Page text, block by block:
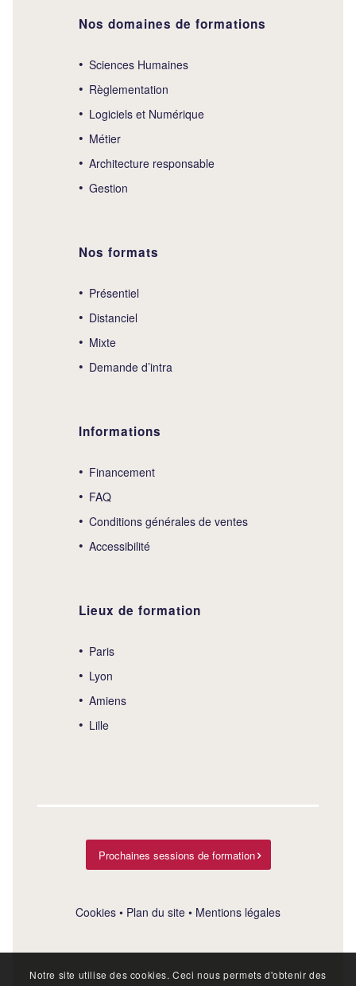
Nos domaines de formations
Sciences Humaines
Règlementation
Logiciels et Numérique
Métier
Architecture responsable
Gestion
Nos formats
Présentiel
Distanciel
Mixte
Demande d’intra
Informations
Financement
FAQ
Conditions générales de ventes
Accessibilité
Lieux de formation
Paris
Lyon
Amiens
Lille
Prochaines sessions de formation
Cookies • Plan du site • Mentions légales
Notre site utilise des cookies. Ceci nous permets d'obtenir des